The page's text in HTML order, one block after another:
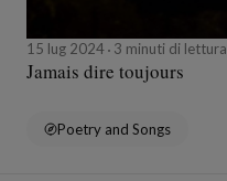
15 lug 2024 3 minuti di lettura
Jamais dire toujours
Poetry and Songs